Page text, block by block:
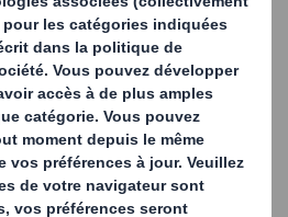
récompensé cette année
des Flexostars qui s’est
en marge du congrès de
Française de